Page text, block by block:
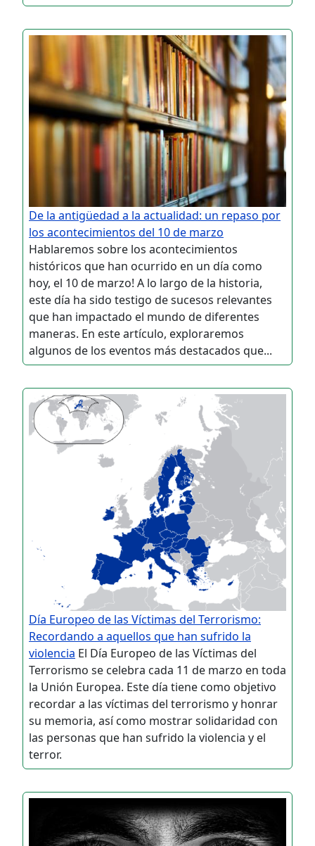
De la antigüedad a la actualidad: un repaso por
los acontecimientos del 10 de marzo
Hablaremos sobre los acontecimientos
históricos que han ocurrido en un día como
hoy, el 10 de marzo! A lo largo de la historia,
este día ha sido testigo de sucesos relevantes
que han impactado el mundo de diferentes
maneras. En este artículo, exploraremos
algunos de los eventos más destacados que...
Día Europeo de las Víctimas del Terrorismo:
Recordando a aquellos que han sufrido la
violencia El Día Europeo de las Víctimas del
Terrorismo se celebra cada 11 de marzo en toda
la Unión Europea. Este día tiene como objetivo
recordar a las víctimas del terrorismo y honrar
su memoria, así como mostrar solidaridad con
las personas que han sufrido la violencia y el
terror.